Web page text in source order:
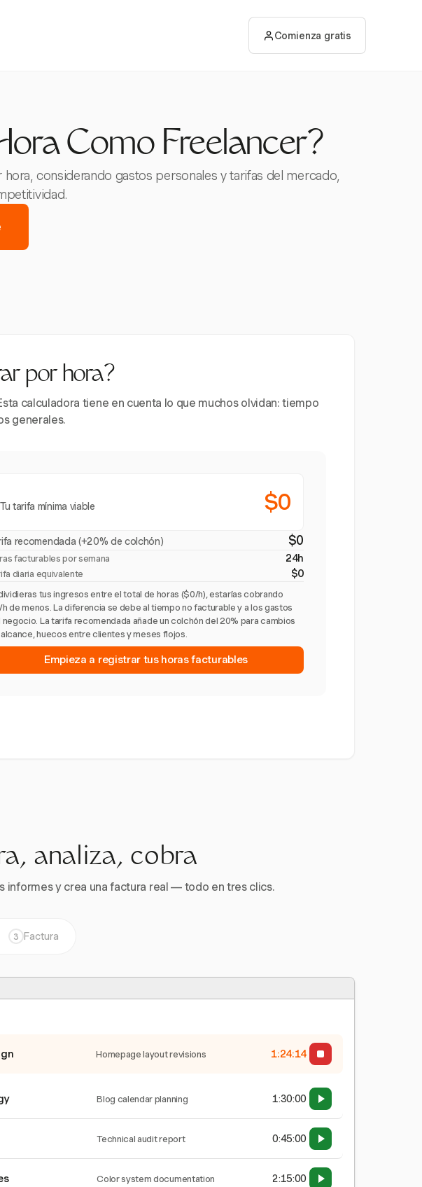
Comienza gratis
Como Freelancer?
considerando gastos personales y tarifas del mercado,
por hora?
calculadora tiene en cuenta lo que muchos olvidan: tiempo
generales.
Tu tarifa mínima viable $0
recomendada (+20% de colchón) $0
facturables por semana 24h
diaria equivalente $0
tus ingresos entre el total de horas ($0/h), estarías cobrando
de menos. La diferencia se debe al tiempo no facturable y a los gastos
negocio. La tarifa recomendada añade un colchón del 20% para cambios
huecos entre clientes y meses flojos.
Empieza a registrar tus horas facturables
analiza, cobra
informes y crea una factura real — todo en tres clics.
3 Factura
Homepage layout revisions 1:24:15
Blog calendar planning 1:30:00
Technical audit report 0:45:00
Color system documentation 2:15:00